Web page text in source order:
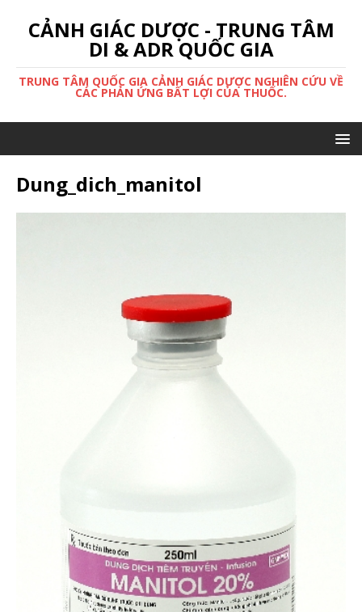
CẢNH GIÁC DƯỢC - TRUNG TÂM
DI & ADR QUỐC GIA
TRUNG TÂM QUỐC GIA CẢNH GIÁC DƯỢC NGHIÊN CỨU VỀ
CÁC PHẢN ỨNG BẤT LỢI CỦA THUỐC.
Dung_dich_manitol